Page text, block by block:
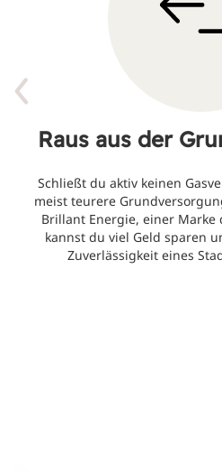
Raus aus der
Schließt du aktiv keinen
meist teurere
Brillant Energie, einer Marke
kannst du viel Geld sparen
Zuverlässigkeit eines